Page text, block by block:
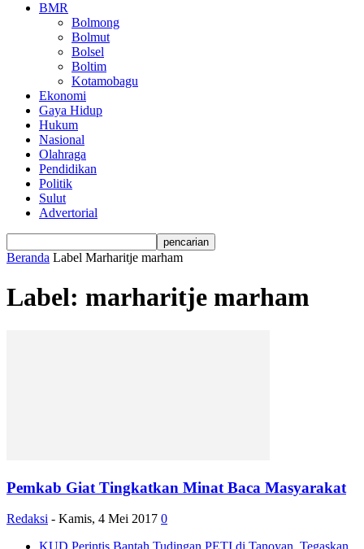
BMR
Bolmong
Bolmut
Bolsel
Boltim
Kotamobagu
Ekonomi
Gaya Hidup
Hukum
Nasional
Olahraga
Pendidikan
Politik
Sulut
Advertorial
Beranda Label Marharitje marham
Label: marharitje marham
Pemkab Giat Tingkatkan Minat Baca Masyarakat
Redaksi - Kamis, 4 Mei 2017 0